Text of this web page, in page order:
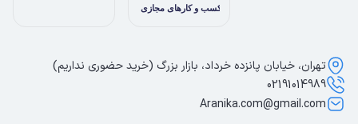
تهران، خیابان پانزده خرداد، بازار بزرگ (خرید حضوری نداریم)
02191014989
Aranika.com@gmail.com